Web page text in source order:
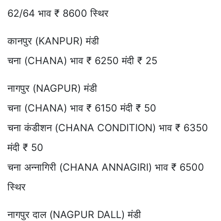
62/64 भाव ₹ 8600 स्थिर
कानपुर (KANPUR) मंडी
चना (CHANA) भाव ₹ 6250 मंदी ₹ 25
नागपुर (NAGPUR) मंडी
चना (CHANA) भाव ₹ 6150 मंदी ₹ 50
चना कंडीशन (CHANA CONDITION) भाव ₹ 6350
मंदी ₹ 50
चना अन्नागिरी (CHANA ANNAGIRI) भाव ₹ 6500
स्थिर
नागपुर दाल (NAGPUR DALL) मंडी